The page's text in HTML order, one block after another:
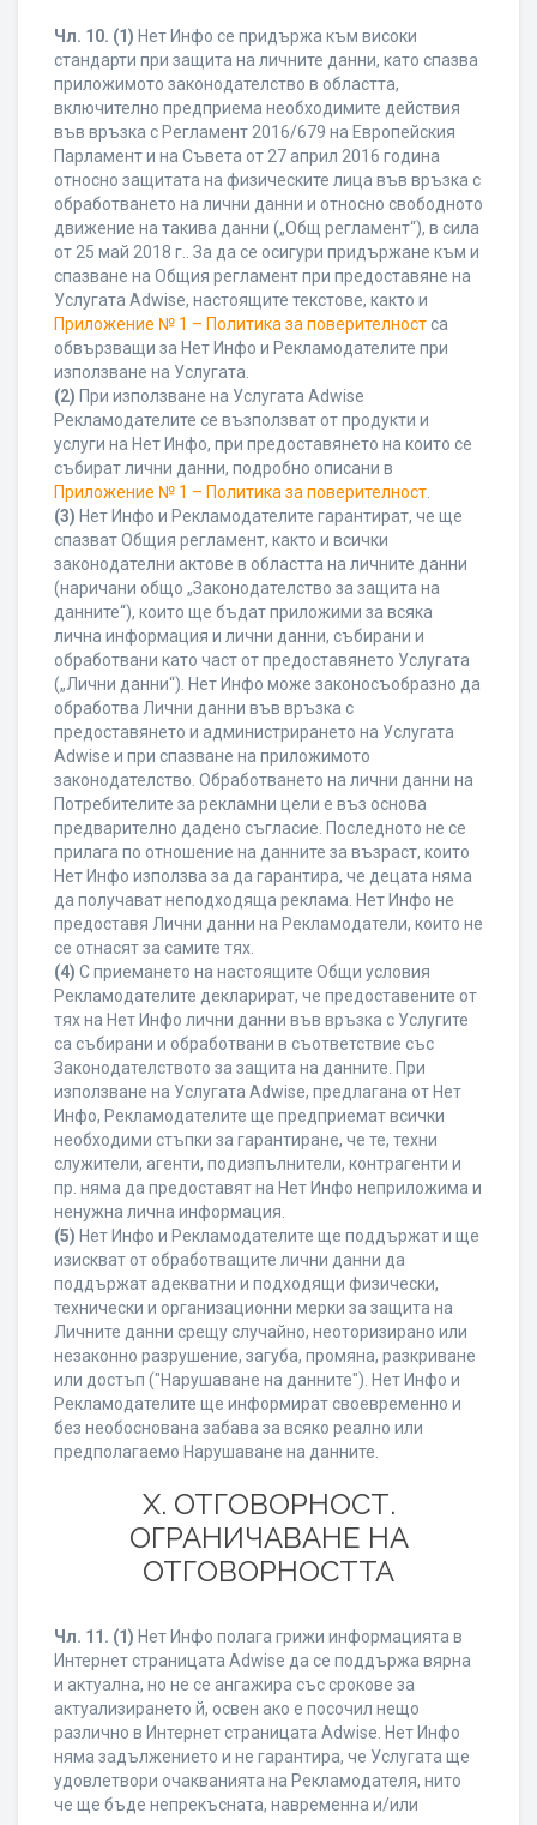
Чл. 10. (1) Нет Инфо се придържа към високи
стандарти при защита на личните данни, като спазва
приложимото законодателство в областта,
включително предприема необходимите действия
във връзка с Регламент 2016/679 на Европейския
Парламент и на Съвета от 27 април 2016 година
относно защитата на физическите лица във връзка с
обработването на лични данни и относно свободното
движение на такива данни („Общ регламент“), в сила
от 25 май 2018 г.. За да се осигури придържане към и
спазване на Общия регламент при предоставяне на
Услугата Adwise, настоящите текстове, както и
Приложение № 1 – Политика за поверителностса
обвързващи за Нет Инфо и Рекламодателите при
използване на Услугата.
(2) При използване на Услугата Adwise
Рекламодателите се възползват от продукти и
услуги на Нет Инфо, при предоставянето на които се
събират лични данни, подробно описани в
Приложение № 1 – Политика за поверителност
(3) Нет Инфо и Рекламодателите гарантират, че ще
спазват Общия регламент, както и всички
законодателни актове в областта на личните данни
(наричани общо „Законодателство за защита на
данните“), които ще бъдат приложими за всяка
лична информация и лични данни, събирани и
обработвани като част от предоставянето Услугата
(„Лични данни“). Нет Инфо може законосъобразно да
обработва Лични данни във връзка с
предоставянето и администрирането на Услугата
Adwise и при спазване на приложимото
законодателство. Обработването на лични данни на
Потребителите за рекламни цели е въз основа
предварително дадено съгласие. Последното не се
прилага по отношение на данните за възраст, които
Нет Инфо използва за да гарантира, че децата няма
да получават неподходяща реклама. Нет Инфо не
предоставя Лични данни на Рекламодатели, които не
се отнасят за самите тях.
(4) С приемането на настоящите Общи условия
Рекламодателите декларират, че предоставените от
тях на Нет Инфо лични данни във връзка с Услугите
са събирани и обработвани в съответствие със
Законодателството за защита на данните. При
използване на Услугата Adwise, предлагана от Нет
Инфо, Рекламодателите ще предприемат всички
необходими стъпки за гарантиране, че те, техни
служители, агенти, подизпълнители, контрагенти и
пр. няма да предоставят на Нет Инфо неприложима и
ненужна лична информация.
(5) Нет Инфо и Рекламодателите ще поддържат и ще
изискват от обработващите лични данни да
поддържат адекватни и подходящи физически,
технически и организационни мерки за защита на
Личните данни срещу случайно, неоторизирано или
незаконно разрушение, загуба, промяна, разкриване
или достъп ("Нарушаване на данните"). Нет Инфо и
Рекламодателите ще информират своевременно и
без необоснована забава за всяко реално или
предполагаемо Нарушаване на данните.
X. ОТГОВОРНОСТ.
ОГРАНИЧАВАНЕ НА
ОТГОВОРНОСТТА
Чл. 11. (1) Нет Инфо полага грижи информацията в
Интернет страницата Adwise да се поддържа вярна
и актуална, но не се ангажира със срокове за
актуализирането й, освен ако е посочил нещо
различно в Интернет страницата Adwise. Нет Инфо
няма задължението и не гарантира, че Услугата ще
удовлетвори очакванията на Рекламодателя, нито
че ще бъде непрекъсната, навременна и/или